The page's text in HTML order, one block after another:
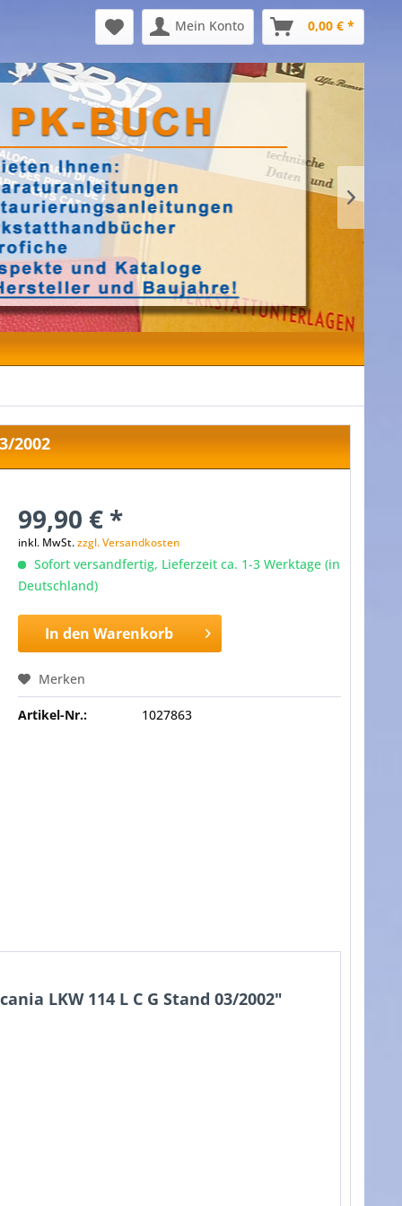
Mein Konto 0,00 € *
2002
99,90 € *
inkl. MwSt.zzgl. Versandkosten
Sofort versandfertig, Lieferzeit ca. 1-3 Werktage (in
Deutschland)
In den Warenkorb
Merken
Artikel-Nr.: 1027863
LKW 114 L C G Stand 03/2002"